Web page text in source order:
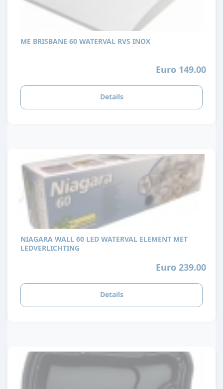
ME BRISBANE 60 WATERVAL RVS INOX
Euro 149.00
Details
NIAGARA WALL 60 LED WATERVAL ELEMENT MET
LEDVERLICHTING
Euro 239.00
Details